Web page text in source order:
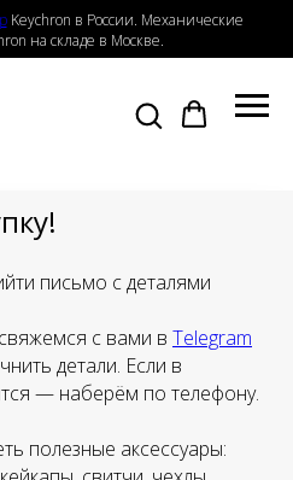
Keychron в России. Механические
на складе в Москве.
письмо с деталями
с вами в Telegram
детали. Если в
— наберём по телефону.
полезные аксессуары: